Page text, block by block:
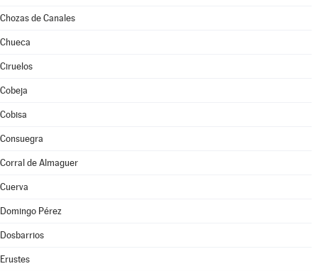
Chozas de Canales
Chueca
Ciruelos
Cobeja
Cobisa
Consuegra
Corral de Almaguer
Cuerva
Domingo Pérez
Dosbarrios
Erustes